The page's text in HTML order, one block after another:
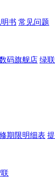
书 常见问题
码旗舰店 绿
期限明细表